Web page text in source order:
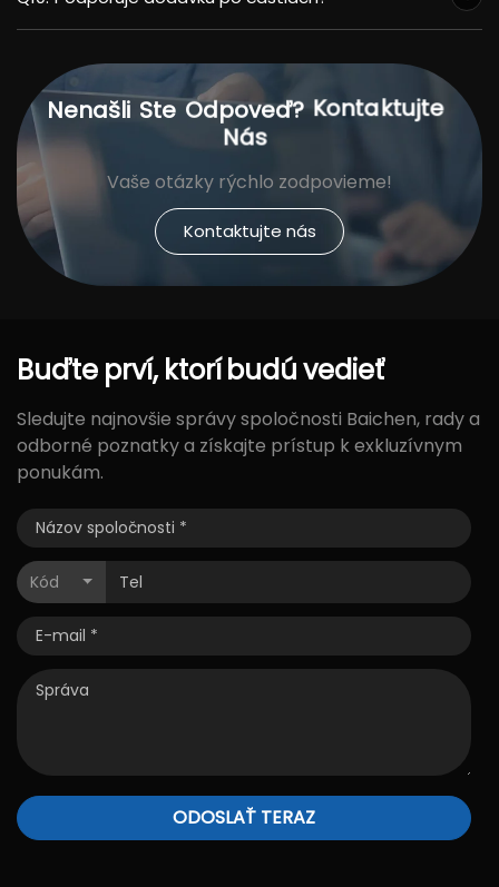
Nenašli Ste Odpoveď? Kontaktujte
Nás
Vaše otázky rýchlo zodpovieme!
Kontaktujte nás
Buďte prví, ktoríbudúvedieť
Sledujte najnovšie správy spoločnosti Baichen, rady a
odborné poznatky a získajte prístup k exkluzívnym
ponukám.
Kód
ODOSLAŤ TERAZ